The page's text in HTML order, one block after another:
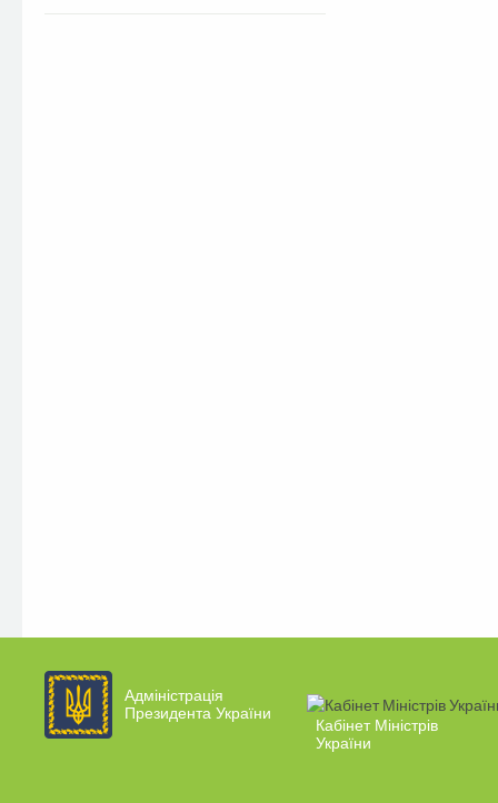
Адміністрація
Президента України
Кабінет Міністрів
України